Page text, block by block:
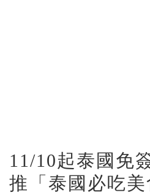
11/10起泰國免
推「泰國必吃